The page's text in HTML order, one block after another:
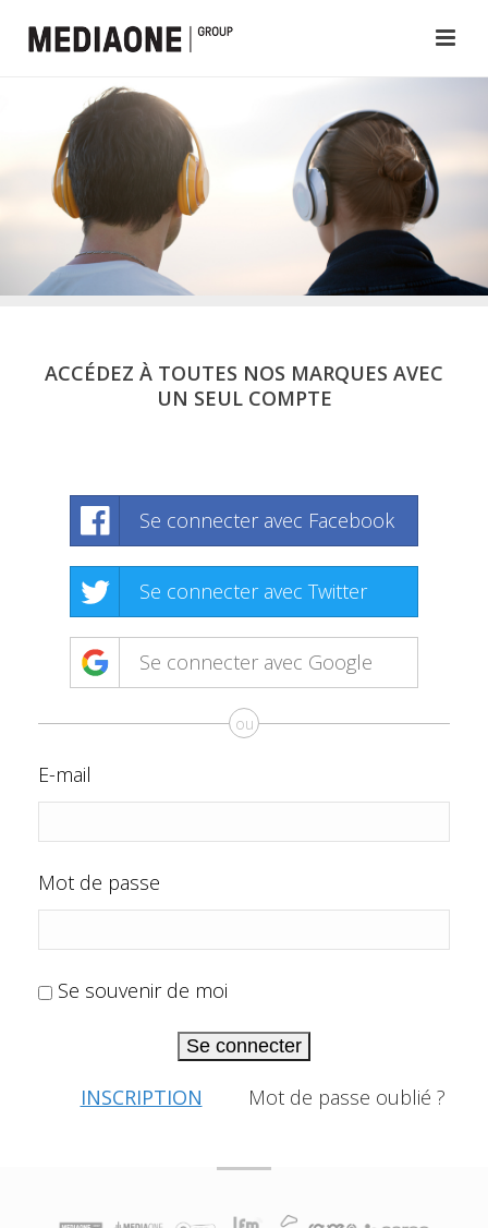
ACCÉDEZ À TOUTES NOS MARQUES AVEC
UN SEUL COMPTE
Se connecter avec Facebook
Se connecter avec Twitter
Se connecter avec Google
ou
E-mail
Mot de passe
Se souvenir de moi
Se connecter
INSCRIPTION Mot de passe oublié ?